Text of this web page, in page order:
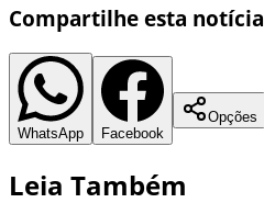
Compartilhe esta notícia
WhatsApp Facebook
Opções
Leia Também